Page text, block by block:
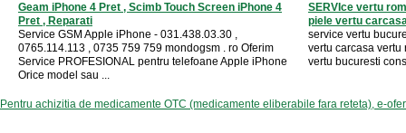
Geam iPhone 4 Pret , Scimb Touch Screen iPhone 4
Pret , Reparati
Service GSM Apple iPhone - 031.438.03.30 ,
0765.114.113 , 0735 759 759 mondogsm . ro Oferim
Service PROFESIONAL pentru telefoane Apple iPhone
Orice model sau ...
SERVIce vertu
piele vertu
service vertu
vertu carcasa
vertu bucuresti
Pentru achizitia de medicamente OTC (medicamente eliberabile fara reteta), e-